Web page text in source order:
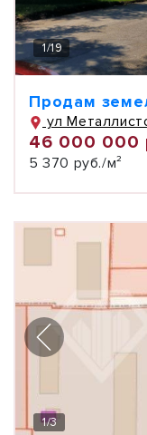
1/19
Продам
ул
46 000 000
5 370 руб./м²
1/3